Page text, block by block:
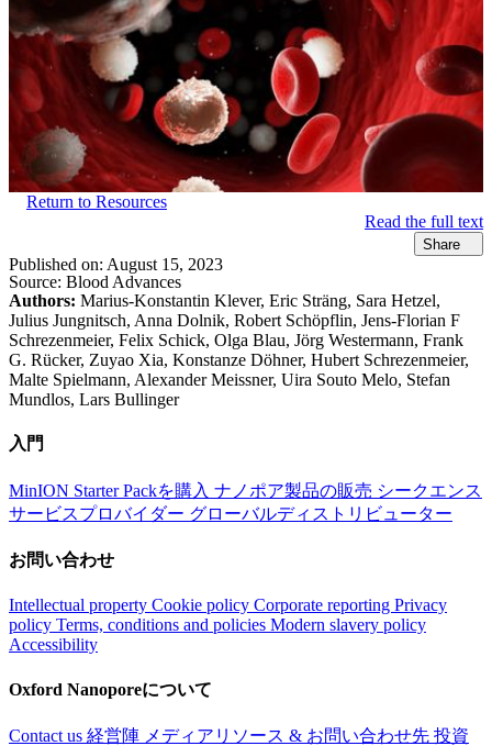
Return to Resources
Read the full text
Share
Published on: August 15, 2023
Source: Blood Advances
Authors: Marius-Konstantin Klever, Eric Sträng, Sara Hetzel,
Julius Jungnitsch, Anna Dolnik, Robert Schöpflin, Jens-Florian F
Schrezenmeier, Felix Schick, Olga Blau, Jörg Westermann, Frank
G. Rücker, Zuyao Xia, Konstanze Döhner, Hubert Schrezenmeier,
Malte Spielmann, Alexander Meissner, Uira Souto Melo, Stefan
Mundlos, Lars Bullinger
入門
MinION Starter Packを購入 ナノポア製品の販売 シークエンス
サービスプロバイダー グローバルディストリビューター
お問い合わせ
Intellectual property Cookie policy Corporate reporting Privacy
policy Terms, conditions and policies Modern slavery policy
Accessibility
Oxford Nanoporeについて
Contact us 経営陣 メディアリソース & お問い合わせ先 投資